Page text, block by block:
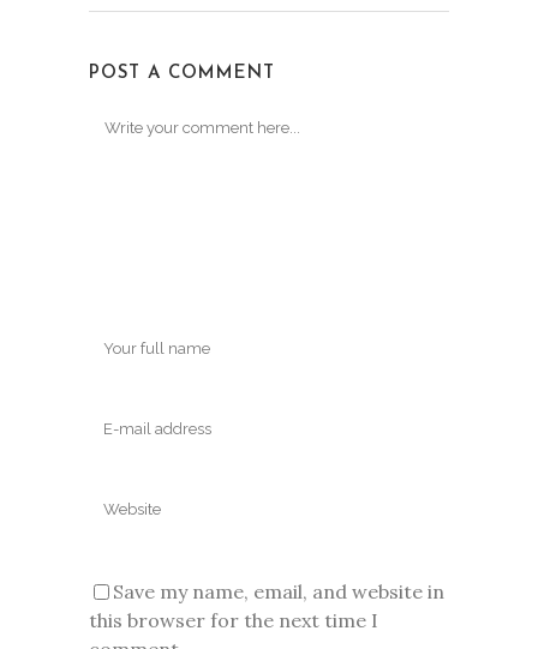
POST A COMMENT
Save my name, email, and website in
this browser for the next time I